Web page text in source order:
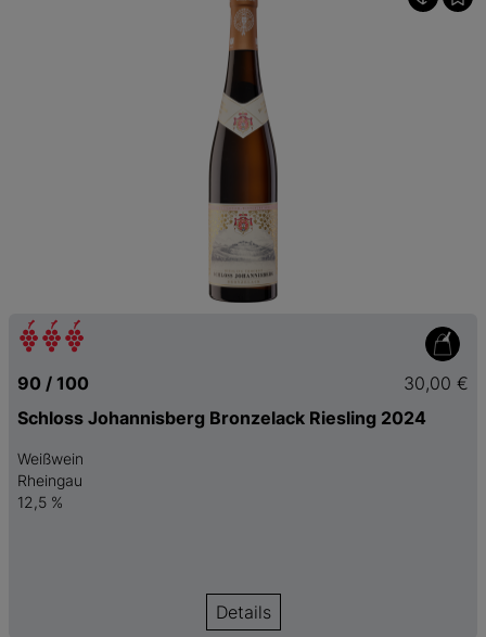
90 / 100
30,00 €
Schloss Johannisberg Bronzelack Riesling 2024
Weißwein
Rheingau
12,5 %
Details